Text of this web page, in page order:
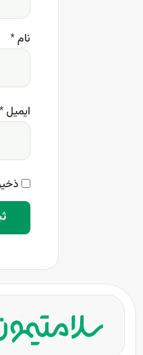
نام*
ایمیل*